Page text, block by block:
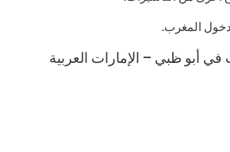
المغرب.
أبو ظبي – الإمارات العربية